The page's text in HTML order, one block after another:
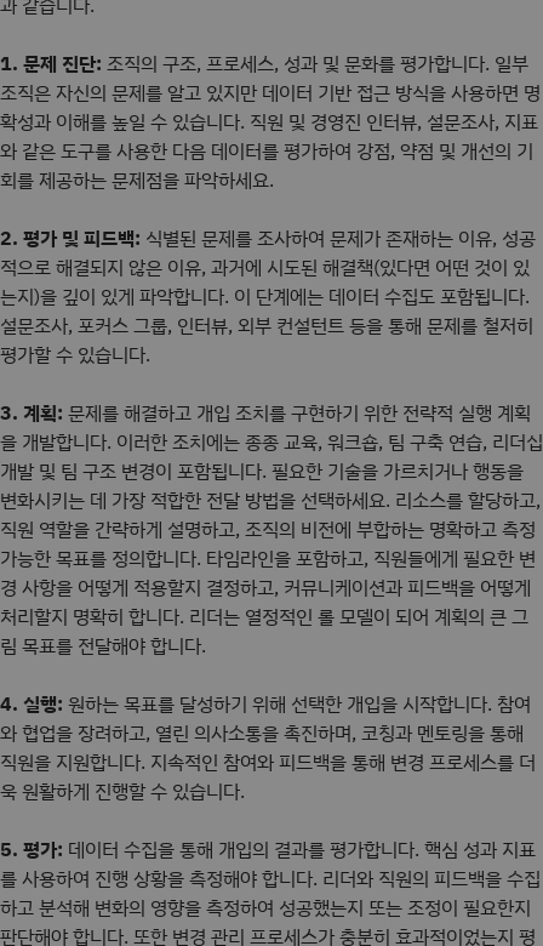
1. 문제 진단: 조직의 구조, 프로세스, 성과 및 문화를 평가합니다. 일부
조직은 자신의 문제를 알고 있지만 데이터 기반 접근 방식을 사용하면 명
확성과 이해를 높일 수 있습니다. 직원 및 경영진 인터뷰, 설문조사, 지표
와 같은 도구를 사용한 다음 데이터를 평가하여 강점, 약점 및 개선의 기
회를 제공하는 문제점을 파악하세요.
2. 평가 및 피드백: 식별된 문제를 조사하여 문제가 존재하는 이유, 성공
적으로 해결되지 않은 이유, 과거에 시도된 해결책(있다면 어떤 것이 있
는지)을 깊이 있게 파악합니다. 이 단계에는 데이터 수집도 포함됩니다.
설문조사, 포커스 그룹, 인터뷰, 외부 컨설턴트 등을 통해 문제를 철저히
평가할 수 있습니다.
3. 계획: 문제를 해결하고 개입 조치를 구현하기 위한 전략적 실행 계획
을 개발합니다. 이러한 조치에는 종종 교육, 워크숍, 팀 구축 연습, 리더십
개발 및 팀 구조 변경이 포함됩니다. 필요한 기술을 가르치거나 행동을
변화시키는 데 가장 적합한 전달 방법을 선택하세요. 리소스를 할당하고,
직원 역할을 간략하게 설명하고, 조직의 비전에 부합하는 명확하고 측정
가능한 목표를 정의합니다. 타임라인을 포함하고, 직원들에게 필요한 변
경 사항을 어떻게 적용할지 결정하고, 커뮤니케이션과 피드백을 어떻게
처리할지 명확히 합니다. 리더는 열정적인 롤 모델이 되어 계획의 큰 그
림 목표를 전달해야 합니다.
4. 실행: 원하는 목표를 달성하기 위해 선택한 개입을 시작합니다. 참여
와 협업을 장려하고, 열린 의사소통을 촉진하며, 코칭과 멘토링을 통해
직원을 지원합니다. 지속적인 참여와 피드백을 통해 변경 프로세스를 더
욱 원활하게 진행할 수 있습니다.
5. 평가: 데이터 수집을 통해 개입의 결과를 평가합니다. 핵심 성과 지표
를 사용하여 진행 상황을 측정해야 합니다. 리더와 직원의 피드백을 수집
하고 분석해 변화의 영향을 측정하여 성공했는지 또는 조정이 필요한지
판단해야 합니다. 또한 변경 관리 프로세스가 충분히 효과적이었는지 평